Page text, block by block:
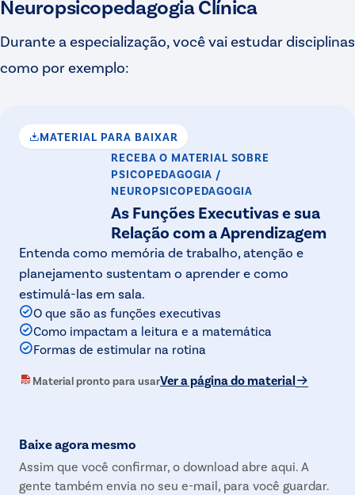
Neuropsicopedagogia Clínica
Durante a especialização, você vai estudar disciplinas
como por exemplo:
MATERIAL PARA BAIXAR
RECEBA O MATERIAL SOBRE
PSICOPEDAGOGIA /
NEUROPSICOPEDAGOGIA
As Funções Executivas e sua
Relação com a Aprendizagem
Entenda como memória de trabalho, atenção e
planejamento sustentam o aprender e como
estimulá-las em sala.
O que são as funções executivas
Como impactam a leitura e a matemática
Formas de estimular na rotina
Material pronto para usarVer a página do material
Baixe agora mesmo
Assim que você confirmar, o download abre aqui. A
gente também envia no seu e-mail, para você guardar.